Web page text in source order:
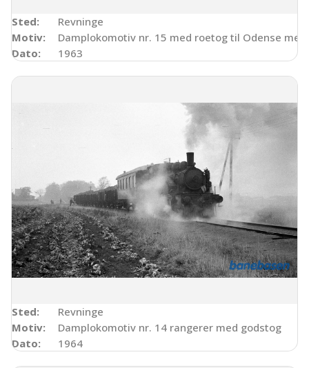
Sted:
Revninge
Motiv:
Damplokomotiv nr. 15 med roetog til Odense
Dato:
1963
Sted:
Revninge
Motiv:
Damplokomotiv nr. 14 rangerer med godstog
Dato:
1964